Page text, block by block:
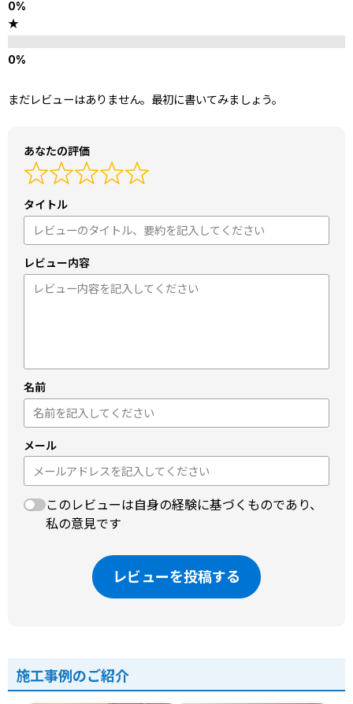
★
まだレビューはありません。最初に書いてみましょう。
あなたの評価
タイトル
レビュー内容
名前
メール
このレビューは自身の経験に基づくものであり、
私の意見です
レビューを投稿する
施工事例のご紹介